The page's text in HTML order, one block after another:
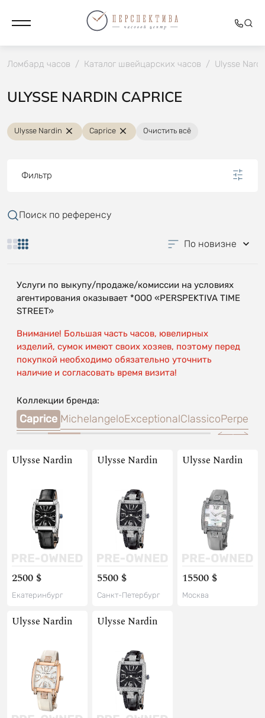
Ломбард часов / Каталог швейцарских часов / Ulysse
ULYSSE NARDIN CAPRICE
Ulysse Nardin Caprice Очистить всё
Фильтр
Поиск по референсу
По новизне
Услуги по выкупу/продаже/комиссии на условиях
агентирования оказывает *OOO «PERSPEKTIVA TIME
STREET»
Внимание! Большая часть часов, ювелирных
изделий, сумок имеют своих хозяев, поэтому перед
покупкой необходимо обязательно уточнить
наличие и согласовать время визита!
Коллекции бренда:
Caprice MichelangeloExceptionalClassico
Ulysse Nardin
2500 $
Екатеринбург
Ulysse Nardin
5500 $
Санкт-Петербург
Ulysse Nardin
15500 $
Москва
Ulysse Nardin Ulysse Nardin